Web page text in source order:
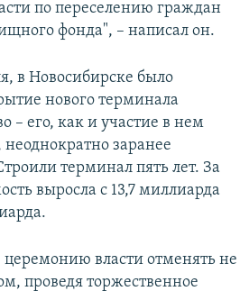
по переселению граждан
фонда", – написал он.
в Новосибирске было
нового терминала
– его, как и участие в нем
заранее
терминал пять лет. За
выросла с 13,7 миллиарда
власти отменять не
проведя торжественное